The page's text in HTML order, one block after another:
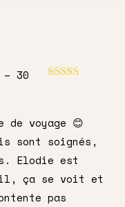
– 30
de voyage 😊
sont soignés,
Elodie est
ça se voit et
pas